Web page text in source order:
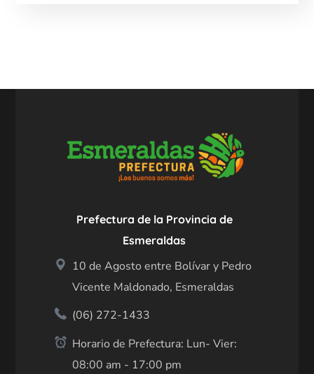
Prefectura de la Provincia de
Esmeraldas
10 de Agosto entre Bolívar y Pedro
Vicente Maldonado, Esmeraldas
(06) 272-1433
Horario de Prefectura: Lun- Vier:
08:00 am - 17:00 pm